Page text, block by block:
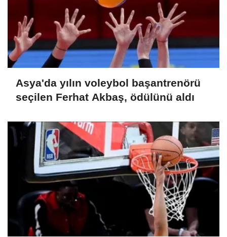
Asya'da yılın voleybol başantrenörü
seçilen Ferhat Akbaş, ödülünü aldı